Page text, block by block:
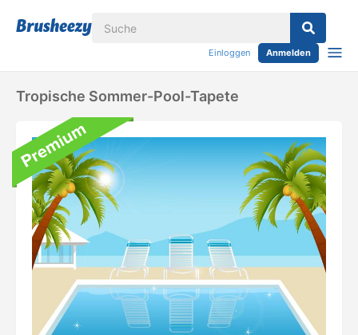
Einloggen Anmelden
Tropische Sommer-Pool-Tapete